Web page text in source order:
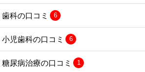
歯科の口コミ 6
小児歯科の口コミ 6
糖尿病治療の口コミ 1